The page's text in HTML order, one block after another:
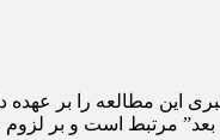
این مطالعه را بر